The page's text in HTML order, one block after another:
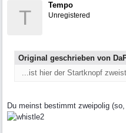
T
Tempo
Unregistered
Original geschrieben von
...ist hier der Startknopf
Du meinst bestimmt zweipolig